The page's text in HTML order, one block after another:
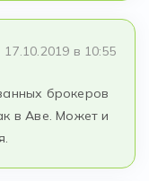
17.10.2019 в 10:55
брокеров
в Аве. Может и